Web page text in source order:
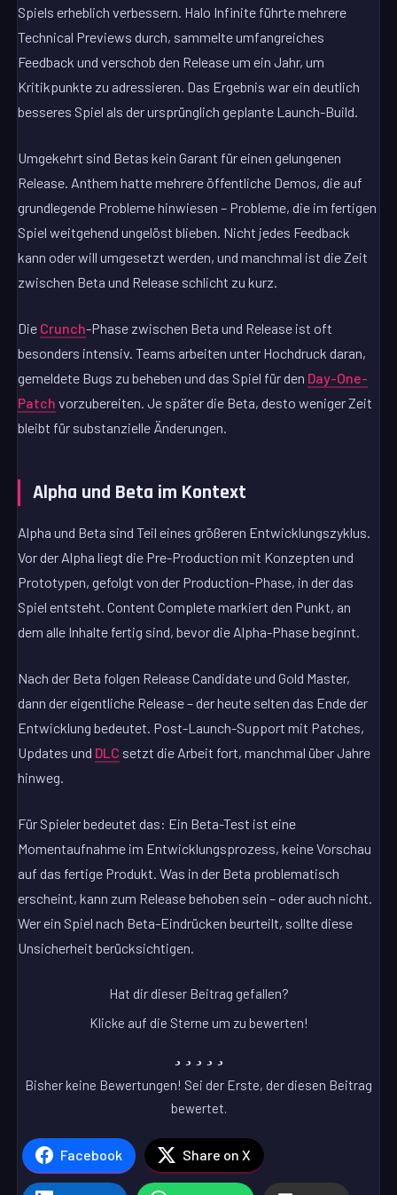
Spiels erheblich verbessern. Halo Infinite führte mehrere
Technical Previews durch, sammelte umfangreiches
Feedback und verschob den Release um ein Jahr, um
Kritikpunkte zu adressieren. Das Ergebnis war ein deutlich
besseres Spiel als der ursprünglich geplante Launch-Build.
Umgekehrt sind Betas kein Garant für einen gelungenen
Release. Anthem hatte mehrere öffentliche Demos, die auf
grundlegende Probleme hinwiesen – Probleme, die im fertigen
Spiel weitgehend ungelöst blieben. Nicht jedes Feedback
kann oder will umgesetzt werden, und manchmal ist die Zeit
zwischen Beta und Release schlicht zu kurz.
Die Crunch-Phase zwischen Beta und Release ist oft
besonders intensiv. Teams arbeiten unter Hochdruck daran,
gemeldete Bugs zu beheben und das Spiel für den Day-One-
Patch vorzubereiten. Je später die Beta, desto weniger Zeit
bleibt für substanzielle Änderungen.
Alpha und Beta im Kontext
Alpha und Beta sind Teil eines größeren Entwicklungszyklus.
Vor der Alpha liegt die Pre-Production mit Konzepten und
Prototypen, gefolgt von der Production-Phase, in der das
Spiel entsteht. Content Complete markiert den Punkt, an
dem alle Inhalte fertig sind, bevor die Alpha-Phase beginnt.
Nach der Beta folgen Release Candidate und Gold Master,
dann der eigentliche Release – der heute selten das Ende der
Entwicklung bedeutet. Post-Launch-Support mit Patches,
Updates und DLC setzt die Arbeit fort, manchmal über Jahre
hinweg.
Für Spieler bedeutet das: Ein Beta-Test ist eine
Momentaufnahme im Entwicklungsprozess, keine Vorschau
auf das fertige Produkt. Was in der Beta problematisch
erscheint, kann zum Release behoben sein – oder auch nicht.
Wer ein Spiel nach Beta-Eindrücken beurteilt, sollte diese
Unsicherheit berücksichtigen.
Hat dir dieser Beitrag gefallen?
Klicke auf die Sterne um zu bewerten!
Bisher keine Bewertungen! Sei der Erste, der diesen Beitrag
bewertet.
Facebook Share on X